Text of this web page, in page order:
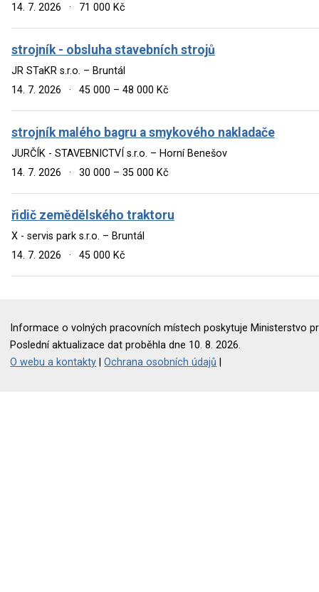
14. 7. 2026
· 71 000 Kč
strojník - obsluha stavebních strojů
JR STaKR s.r.o. – Bruntál
14. 7. 2026
· 45 000 – 48 000 Kč
strojník malého bagru a smykového nakladače
JURČÍK - STAVEBNICTVÍ s.r.o. – Horní Benešov
14. 7. 2026
· 30 000 – 35 000 Kč
řidič zemědělského traktoru
X - servis park s.r.o. – Bruntál
14. 7. 2026
· 45 000 Kč
Informace o volných pracovních místech poskytuje Ministerstvo
Poslední aktualizace dat proběhla dne 10. 8. 2026.
O webu a kontakty |Ochrana osobních údajů